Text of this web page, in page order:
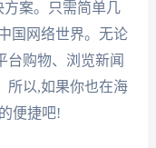
案。只需简单几
国网络世界。无论
台购物、浏览新闻
所以,如果你也在海
便捷吧!